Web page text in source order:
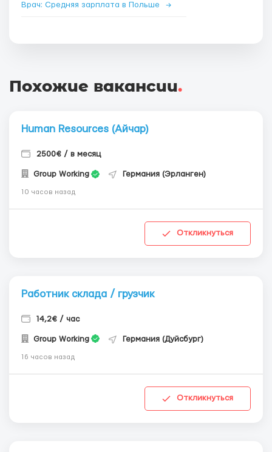
Врач: Средняя зарплата в Польше →
Похожие вакансии.
Human Resources (Айчар)
2500€ / в месяц
Group Working Германия (Эрланген)
10 часов назад
Откликнуться
Работник склада / грузчик
14,2€ / час
Group Working Германия (Дуйсбург)
16 часов назад
Откликнуться